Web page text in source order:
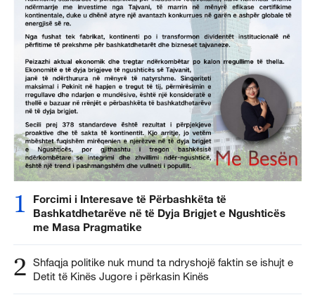
1
Forcimi i Interesave të Përbashkëta të
Bashkatdhetarëve në të Dyja Brigjet e Ngushticës
me Masa Pragmatike
2 Shfaqja politike nuk mund ta ndryshojë faktin se ishujt e
Detit të Kinës Jugore i përkasin Kinës